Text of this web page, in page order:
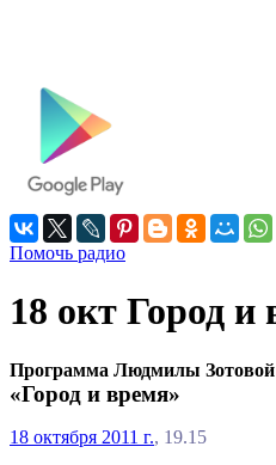
Помочь радио
18 окт Город
Программа Людмилы Зотовой
«Город и время»
18 октября 2011 г., 19.15